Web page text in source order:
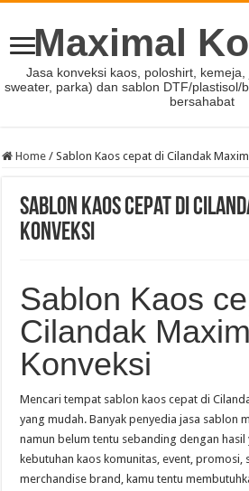
Maximal
Jasa konveksi kaos, poloshirt, kemeja,
sweater, parka) dan sablon DTF/plastisol/
bersahabat
Home / Sablon Kaos cepat di Cilandak
Sablon Kaos cepat di
Konveksi
Sablon Kaos
Cilandak
Konveksi
Mencari tempat sablon kaos cepat di
yang mudah. Banyak penyedia jasa sablon
namun belum tentu sebanding dengan
kebutuhan kaos komunitas, event, promosi,
merchandise brand, kamu tentu